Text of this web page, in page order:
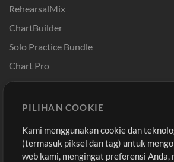
RehearsalMix
ChartBuilder
Solo Practice Bundle
Chart Pro
Template ProPresenter
Sound
Pembelian
Beli Kredit
Akun
Masuk
PILIHAN COOKIE
Kami menggunakan cookie dan
(termasuk piksel dan tag) untuk
web kami, mengingat preferensi Anda,